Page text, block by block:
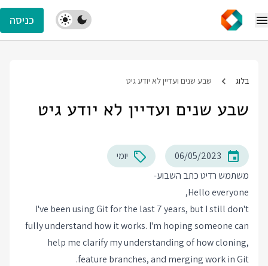
כניסה
בלוג שבע שנים ועדיין לא יודע גיט
שבע שנים ועדיין לא יודע גיט
06/05/2023
יומי
משתמש רדיט כתב השבוע-
Hello everyone,
I've been using Git for the last 7 years, but I still don't
fully understand how it works. I'm hoping someone can
help me clarify my understanding of how cloning,
feature branches, and merging work in Git.